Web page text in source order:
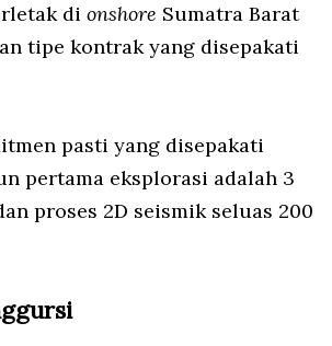
di onshore Sumatra Barat
tipe kontrak yang disepakati
pasti yang disepakati
pertama eksplorasi adalah 3
proses 2D seismik seluas 200